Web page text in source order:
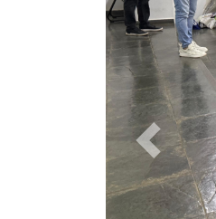
Anterior